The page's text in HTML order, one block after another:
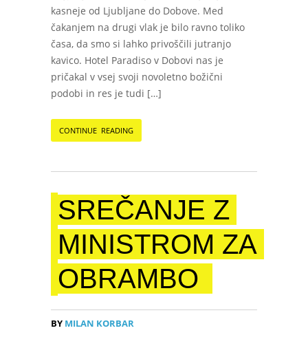
kasneje od Ljubljane do Dobove. Med
čakanjem na drugi vlak je bilo ravno toliko
časa, da smo si lahko privoščili jutranjo
kavico. Hotel Paradiso v Dobovi nas je
pričakal v vsej svoji novoletno božični
podobi in res je tudi […]
CONTINUE READING
SREČANJE Z
MINISTROM ZA
OBRAMBO
BY MILAN KORBAR